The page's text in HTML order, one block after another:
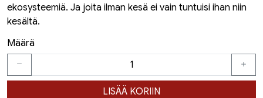
ekosysteemiä. Ja joita ilman kesä ei vain tuntuisi ihan niin
kesältä.
Määrä
LISÄÄ KORIIN